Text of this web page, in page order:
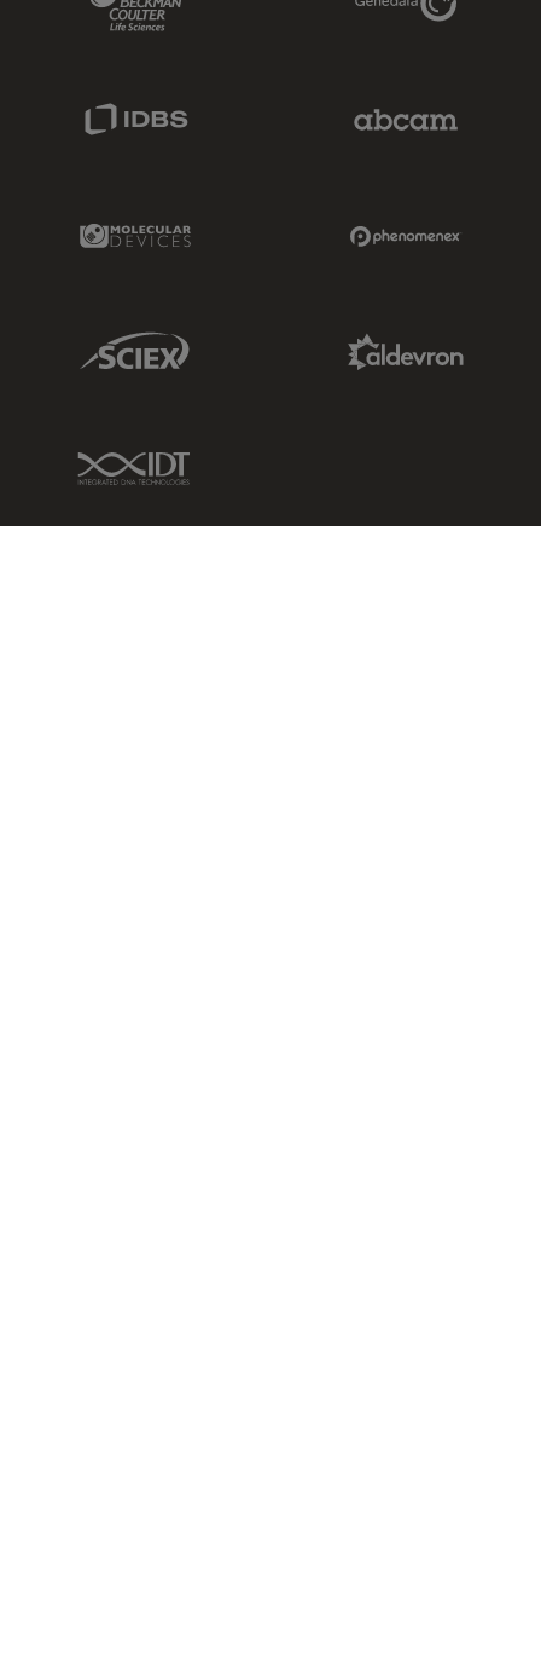
Molecular Devices Link
Sciex Link
IDT Link